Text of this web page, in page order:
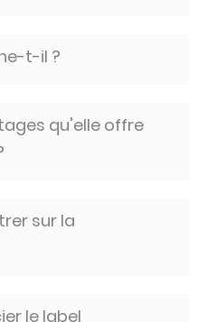
t-il ?
qu'elle offre
sur la
le label